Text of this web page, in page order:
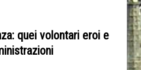
quei volontari eroi e